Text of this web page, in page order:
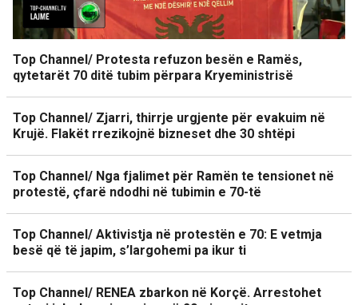
Top Channel/ Protesta refuzon besën e Ramës,
qytetarët 70 ditë tubim përpara Kryeministrisë
Top Channel/ Zjarri, thirrje urgjente për evakuim në
Krujë. Flakët rrezikojnë bizneset dhe 30 shtëpi
Top Channel/ Nga fjalimet për Ramën te tensionet në
protestë, çfarë ndodhi në tubimin e 70-të
Top Channel/ Aktivistja në protestën e 70: E vetmja
besë që të japim, s’largohemi pa ikur ti
Top Channel/ RENEA zbarkon në Korçë. Arrestohet